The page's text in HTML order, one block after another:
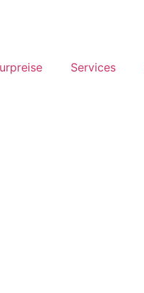
Services